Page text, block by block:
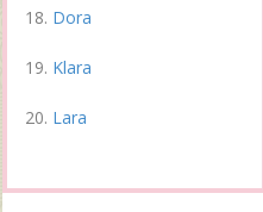
Dora
Klara
Lara